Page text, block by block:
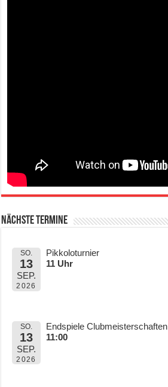
Nächste Termine
SO.
13
SEP.
2026
Pikkoloturnier
11 Uhr
SO.
13
SEP.
2026
Endspiele Clubmeisterschaften
11:00